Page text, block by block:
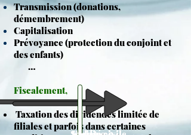
Transmission (donations,
démembrement)
Capitalisation
Prévoyance (protection du conjoint et
des enfants)
…
Fiscalement,
Taxation des dividendes limitée de
filiales et parfois dans certaines